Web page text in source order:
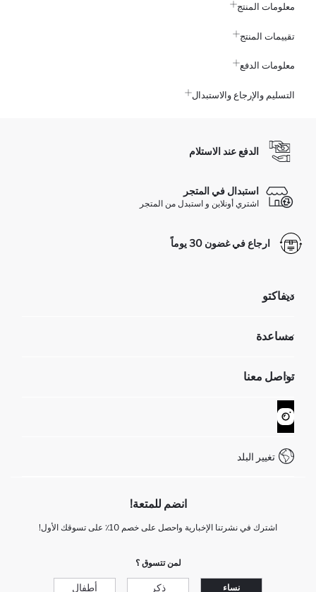
معلومات المنتج
تقييمات المنتج
معلومات الدفع
التسليم والإرجاع والاستبدال
الدفع عند الاستلام
استبدال في المتجر
اشتري أونلاين و استبدل من المتجر
ارجاع في غضون 30 يوماً
ديفاكتو
تعرف علينا
GIFT CLUB
مساعدة
عمليات الارجاع و الاستبدال السهلة
تتبع الشحنة
كيف يمكنك التسوق في ديفاكتو ؟
تواصل معنا
نموذج الاتصال
خدمة العملاء
تغيير البلد
انضم للمتعة!
اشترك في نشرتنا الإخبارية واحصل على خصم 10٪ على تسوقك الأول!
لمن تتسوق ؟
نساء ذكر أطفال